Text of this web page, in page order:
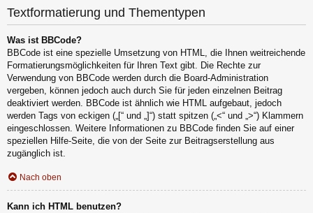
Textformatierung und Thementypen
Was ist BBCode?
BBCode ist eine spezielle Umsetzung von HTML, die Ihnen weitreichende
Formatierungsmöglichkeiten für Ihren Text gibt. Die Rechte zur
Verwendung von BBCode werden durch die Board-Administration
vergeben, können jedoch auch durch Sie für jeden einzelnen Beitrag
deaktiviert werden. BBCode ist ähnlich wie HTML aufgebaut, jedoch
werden Tags von eckigen („[“ und „]“) statt spitzen („<“ und „>“) Klammern
eingeschlossen. Weitere Informationen zu BBCode finden Sie auf einer
speziellen Hilfe-Seite, die von der Seite zur Beitragserstellung aus
zugänglich ist.
Nach oben
Kann ich HTML benutzen?